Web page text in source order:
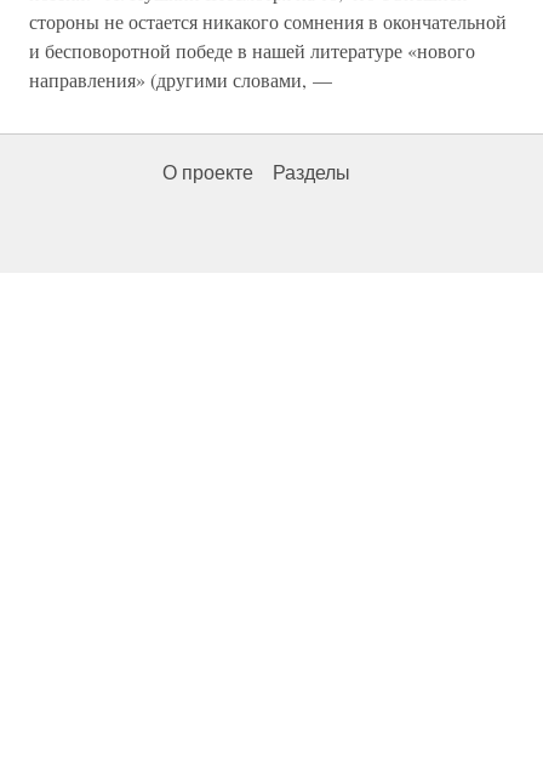
стороны не остается никакого сомнения в окончательной
и бесповоротной победе в нашей литературе «нового
направления» (другими словами, —
О проекте Разделы